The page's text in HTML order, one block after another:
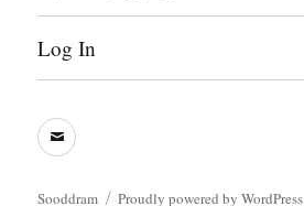
Log In
sooddram@gmail.com
Sooddram Proudly powered by WordPress